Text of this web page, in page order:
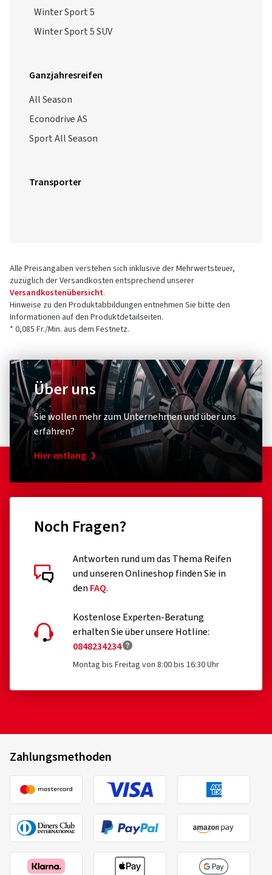
Winter Sport 5
Winter Sport 5 SUV
Ganzjahresreifen
All Season
Econodrive AS
Sport All Season
Transporter
Alle Preisangaben verstehen sich inklusive der Mehrwertsteuer,
zuzüglich der Versandkosten entsprechend unserer
Versandkostenübersicht.
Hinweise zu den Produktabbildungen entnehmen Sie bitte den
Informationen auf den Produktdetailseiten.
* 0,085 Fr./Min. aus dem Festnetz.
Über uns
Sie wollen mehr zum Unternehmen und über uns
erfahren?
Hier entlang
Noch Fragen?
Antworten rund um das Thema Reifen
und unseren Onlineshop finden Sie in
den FAQ.
Kostenlose Experten-Beratung
erhalten Sie über unsere Hotline:
0848234234
Montag bis Freitag von 8:00 bis 16:30 Uhr
Zahlungsmethoden